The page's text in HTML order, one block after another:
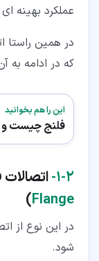
عملکرد بهینه
در همین راستا
که در ادامه به
این را هم بخوانید
فلنج چیست و
۲‏-‏۱‏-
Flange
)
در این نوع از
شود.